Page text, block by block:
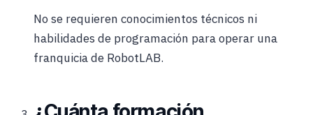
No se requieren conocimientos técnicos ni
habilidades de programación para operar una
franquicia de RobotLAB.